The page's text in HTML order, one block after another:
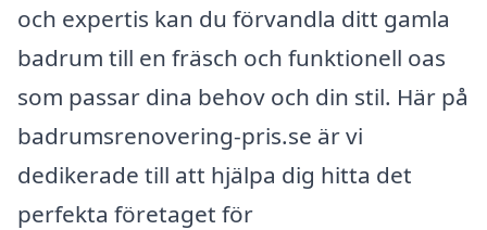
och expertis kan du förvandla ditt gamla
badrum till en fräsch och funktionell oas
som passar dina behov och din stil. Här på
badrumsrenovering-pris.se är vi
dedikerade till att hjälpa dig hitta det
perfekta företaget för